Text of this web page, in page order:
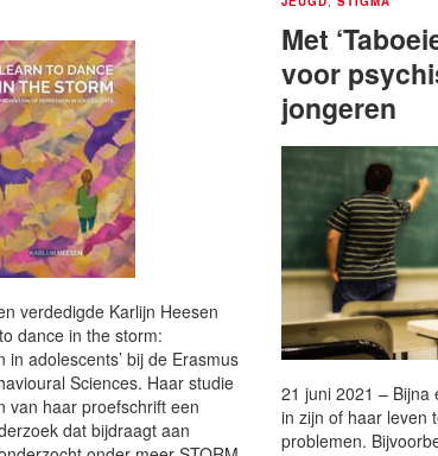
verdedigde Karlijn Heesen
dance in the storm:
in adolescents’ bij de Erasmus
Sciences. Haar studie
van haar proefschrift een
dat bijdraagt aan
Met
voor
jongeren
21 juni 2021 – Bijna
in zijn of haar leven
problemen.